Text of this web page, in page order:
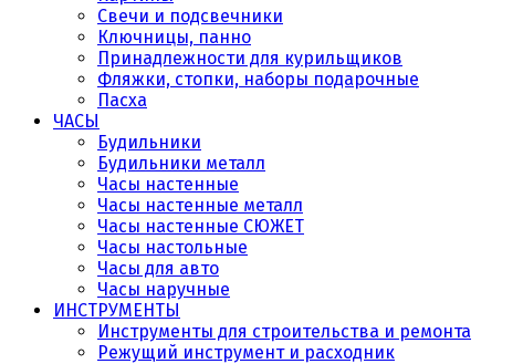
Свечи и подсвечники
Ключницы, панно
Принадлежности для курильщиков
Фляжки, стопки, наборы подарочные
Пасха
ЧАСЫ
Будильники
Будильники металл
Часы настенные
Часы настенные металл
Часы настенные СЮЖЕТ
Часы настольные
Часы для авто
Часы наручные
ИНСТРУМЕНТЫ
Инструменты для строительства и ремонта
Режущий инструмент и расходник